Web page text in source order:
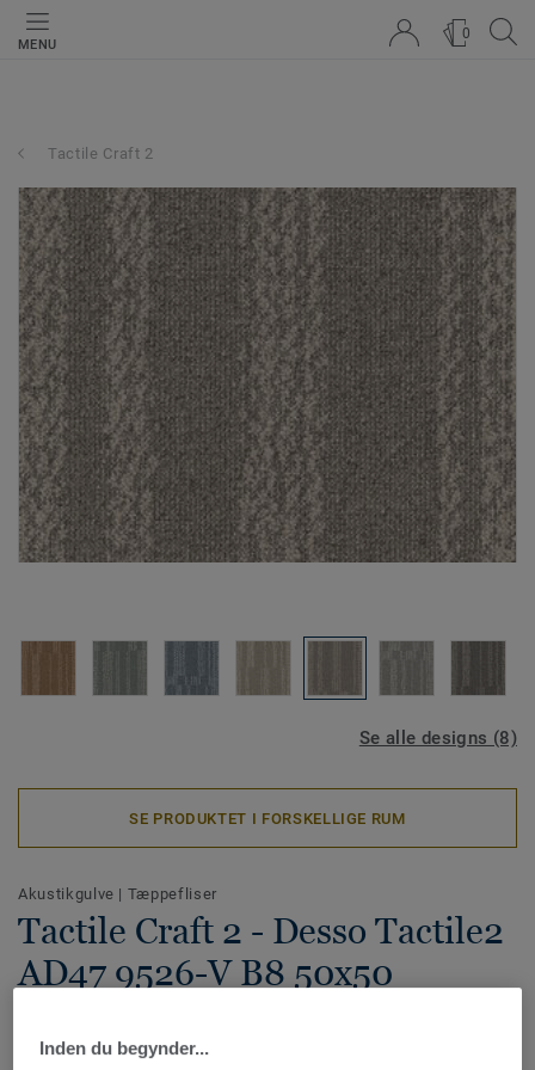
MENU
0
Tactile Craft 2
Se alle designs (8)
SE PRODUKTET I FORSKELLIGE RUM
Akustikgulve | Tæppefliser
Tactile Craft 2 - Desso Tactile2
AD47 9526-V B8 50x50
forskellige designs med inspiration fra naturens rå
Inden du begynder...